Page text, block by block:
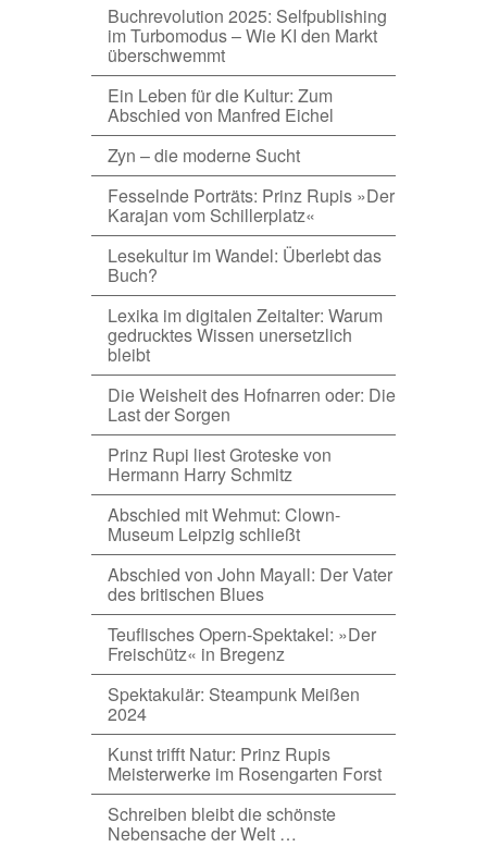
Buchrevolution 2025: Selfpublishing
im Turbomodus – Wie KI den Markt
überschwemmt
Ein Leben für die Kultur: Zum
Abschied von Manfred Eichel
Zyn – die moderne Sucht
Fesselnde Porträts: Prinz Rupis »Der
Karajan vom Schillerplatz«
Lesekultur im Wandel: Überlebt das
Buch?
Lexika im digitalen Zeitalter: Warum
gedrucktes Wissen unersetzlich
bleibt
Die Weisheit des Hofnarren oder: Die
Last der Sorgen
Prinz Rupi liest Groteske von
Hermann Harry Schmitz
Abschied mit Wehmut: Clown-
Museum Leipzig schließt
Abschied von John Mayall: Der Vater
des britischen Blues
Teuflisches Opern-Spektakel: »Der
Freischütz« in Bregenz
Spektakulär: Steampunk Meißen
2024
Kunst trifft Natur: Prinz Rupis
Meisterwerke im Rosengarten Forst
Schreiben bleibt die schönste
Nebensache der Welt …